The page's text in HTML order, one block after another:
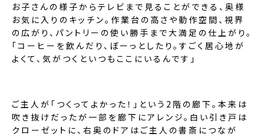
お子さんの様子からテレビまで見ることができる、奥様
お気に入りのキッチン。作業台の高さや動作空間、視界
の広がり、パントリーの使い勝手まで大満足の仕上がり。
「コーヒーを飲んだり、ぼーっとしたり。すごく居心地が
よくて、気がつくといつもここにいるんです」
ご主人が「つくってよかった！」という2階の廊下。本来は
吹き抜けだったが一部を廊下にアレンジ。白い引き戸は
クローゼットに、右奥のドアはご主人の書斎につなが